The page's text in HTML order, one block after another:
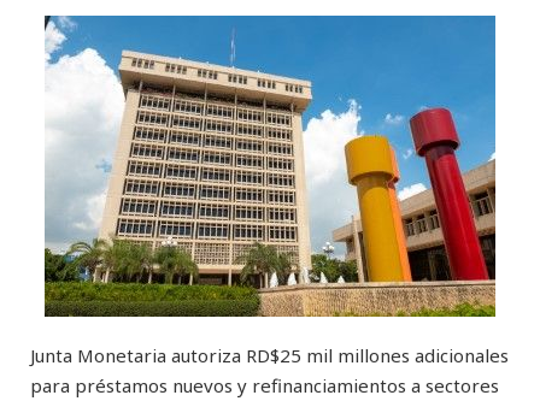
Junta Monetaria autoriza RD$25 mil millones adicionales
para préstamos nuevos y refinanciamientos a sectores